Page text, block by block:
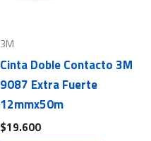
3M
Cinta Doble Contacto 3M
9087 Extra Fuerte
12mmx50m
$19.600